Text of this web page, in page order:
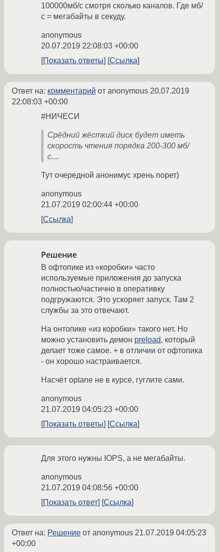
100000мб/с смотря сколько каналов. Где мб/
с = мегабайты в секуду.
anonymous
20.07.2019 22:08:03 +00:00
Показать ответы
Ссылка
Ответ на: комментарий от anonymous 20.07.2019
22:08:03 +00:00
#НИЧЕСИ
Срёдний жёсткий диск будет иметь
скорость чтения порядка 200-300 мб/
с....
Тут очередной анонимус хрень порет)
anonymous
21.07.2019 02:00:44 +00:00
Ссылка
Решение
В офтопике из «коробки» часто
используемые приложения до запуска
полностью/частично в оперативку
подгружаются. Это ускоряет запуск. Там 2
службы за это отвечают.
На онтопике «из коробки» такого нет. Но
можно установить демон preload, который
делает тоже самое. + в отличии от офтопика
- он хорошо настраивается.
Насчёт optane не в курсе, гуглите сами.
anonymous
21.07.2019 04:05:23 +00:00
Показать ответы
Ссылка
Для этого нужны IOPS, а не мегабайты.
anonymous
21.07.2019 04:08:56 +00:00
Показать ответ
Ссылка
Ответ на: Решение от anonymous 21.07.2019 04:05:23
+00:00